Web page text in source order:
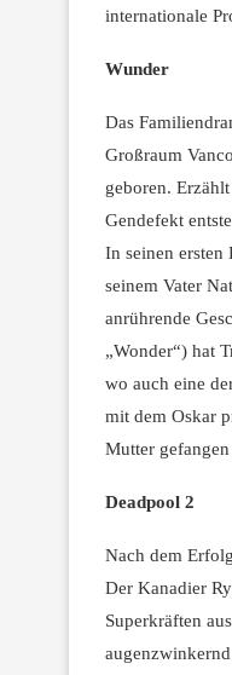
internationale
Wunder
Das
Großraum
geboren.
Gendefekt
In seinen
seinem Vater
anrührende
„Wonder“) hat
wo auch eine
mit dem Oskar
Mutter
Deadpool 2
Nach dem
Der Kanadier
Superkräften